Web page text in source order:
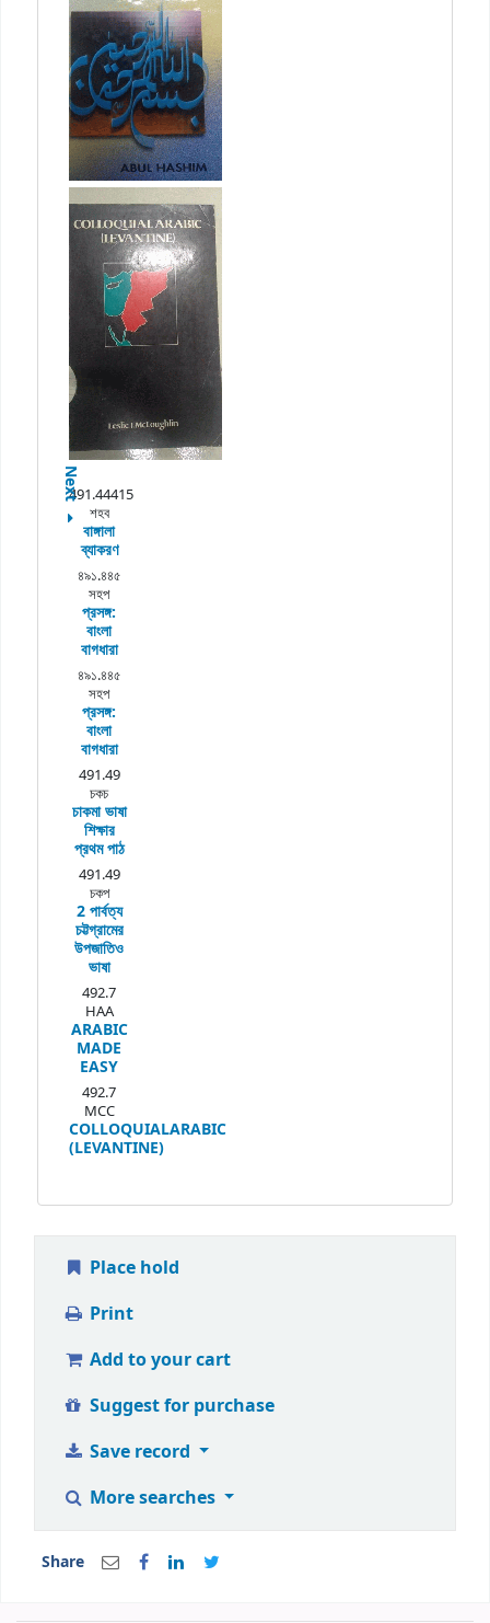
Next
491.44415
শহব
বাঙ্গালা
ব্যাকরণ
৪৯১.৪৪৫
সহপ
প্রসঙ্গ:
বাংলা
বাগধারা
৪৯১.৪৪৫
সহপ
প্রসঙ্গ:
বাংলা
বাগধারা
491.49
চকচ
চাকমা ভাষা
শিক্ষার
প্রথম পাঠ
491.49
চকপ
2 পার্বত্য
চট্টগ্রামের
উপজাতিও
ভাষা
492.7
HAA
ARABIC
MADE
EASY
492.7
MCC
COLLOQUIALARABIC
(LEVANTINE)
Place hold
Print
Add to your cart
Suggest for purchase
Save record
More searches
Share